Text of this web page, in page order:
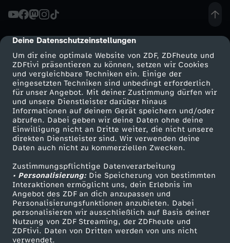
cmp-dialog-description
Deine Datenschutzeinstellungen
Um dir eine optimale Website von ZDF, ZDFheute und
ZDFtivi präsentieren zu können, setzen wir Cookies
und vergleichbare Techniken ein. Einige der
eingesetzten Techniken sind unbedingt erforderlich
für unser Angebot. Mit deiner Zustimmung dürfen wir
und unsere Dienstleister darüber hinaus
Informationen auf deinem Gerät speichern und/oder
abrufen. Dabei geben wir deine Daten ohne deine
Einwilligung nicht an Dritte weiter, die nicht unsere
direkten Dienstleister sind. Wir verwenden deine
Daten auch nicht zu kommerziellen Zwecken.
Zustimmungspflichtige Datenverarbeitung
• Personalisierung:Die Speicherung von bestimmten
Interaktionen ermöglicht uns, dein Erlebnis im
Angebot des ZDF an dich anzupassen und
Personalisierungsfunktionen anzubieten. Dabei
personalisieren wir ausschließlich auf Basis deiner
Nutzung von ZDF Streaming, der ZDFheute und
ZDFtivi. Daten von Dritten werden von uns nicht
verwendet.
n
d
d
e
r
s
c
h
l
i
Mehr ZDF
ZDF-Apps
Smart TV
ZDFtext
Livestreams
Sendungen A-Z
TV-Programm
Service
ZDFmitreden
Kontakt zum ZDF
Tickets
Zuschauerservice
Hilfe